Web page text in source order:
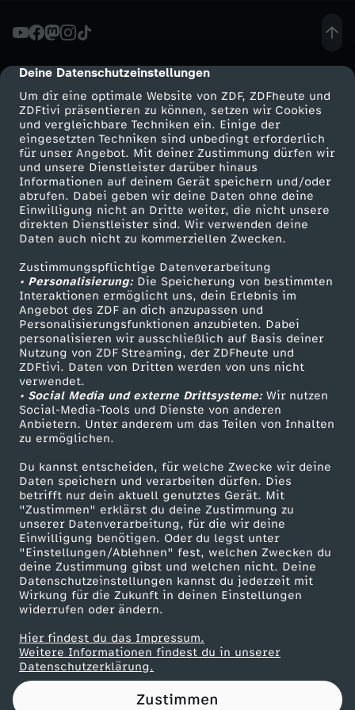
cmp-dialog-description
Deine Datenschutzeinstellungen
Um dir eine optimale Website von ZDF, ZDFheute und
ZDFtivi präsentieren zu können, setzen wir Cookies
und vergleichbare Techniken ein. Einige der
eingesetzten Techniken sind unbedingt erforderlich
für unser Angebot. Mit deiner Zustimmung dürfen wir
und unsere Dienstleister darüber hinaus
Informationen auf deinem Gerät speichern und/oder
abrufen. Dabei geben wir deine Daten ohne deine
Einwilligung nicht an Dritte weiter, die nicht unsere
direkten Dienstleister sind. Wir verwenden deine
Daten auch nicht zu kommerziellen Zwecken.
Zustimmungspflichtige Datenverarbeitung
• Personalisierung:Die Speicherung von bestimmten
Interaktionen ermöglicht uns, dein Erlebnis im
Angebot des ZDF an dich anzupassen und
Personalisierungsfunktionen anzubieten. Dabei
personalisieren wir ausschließlich auf Basis deiner
Nutzung von ZDF Streaming, der ZDFheute und
ZDFtivi. Daten von Dritten werden von uns nicht
verwendet.
• Social Media und externe Drittsysteme:Wir nutzen
Social-Media-Tools und Dienste von anderen
Anbietern. Unter anderem um das Teilen von Inhalten
zu ermöglichen.
Du kannst entscheiden, für welche Zwecke wir deine
Daten speichern und verarbeiten dürfen. Dies
betrifft nur dein aktuell genutztes Gerät. Mit
"Zustimmen" erklärst du deine Zustimmung zu
unserer Datenverarbeitung, für die wir deine
Einwilligung benötigen. Oder du legst unter
"Einstellungen/Ablehnen" fest, welchen Zwecken du
deine Zustimmung gibst und welchen nicht. Deine
Datenschutzeinstellungen kannst du jederzeit mit
Wirkung für die Zukunft in deinen Einstellungen
widerrufen oder ändern.
Hier findest du das Impressum.
Weitere Informationen findest du in unserer
Datenschutzerklärung.
Zustimmen
t
e
i
t
a
g
D
i
e
L
i
n
k
e
:
"
D
a
Mehr ZDF
ZDF-Apps
Smart TV
ZDFtext
Livestreams
Sendungen A-Z
TV-Programm
Service
ZDFmitreden
Kontakt zum ZDF
Tickets
Zuschauerservice
Hilfe
ZDF Unternehmen
Karriere
ZDF goes Schule
Werbefernsehen
Mainzelmännchen
Partner